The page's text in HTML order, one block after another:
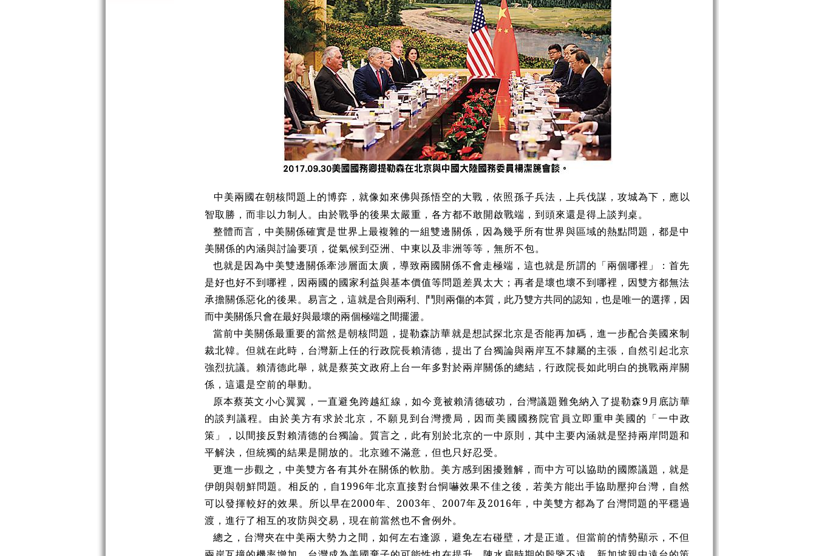
中美兩國在朝核問題上的博弈，就像如來佛與孫悟空的大戰，依照孫子兵法，上兵伐謀，攻城為下，應以
智取勝，而非以力制人。由於戰爭的後果太嚴重，各方都不敢開啟戰端，到頭來還是得上談判桌。
整體而言，中美關係確實是世界上最複雜的一組雙邊關係，因為幾乎所有世界與區域的熱點問題，都是中
美關係的內涵與討論要項，從氣候到亞洲、中東以及非洲等等，無所不包。
也就是因為中美雙邊關係牽涉層面太廣，導致兩國關係不會走極端，這也就是所謂的「兩個哪裡」：首先
是好也好不到哪裡，因兩國的國家利益與基本價值等問題差異太大；再者是壞也壞不到哪裡，因雙方都無法
承擔關係惡化的後果。易言之，這就是合則兩利、鬥則兩傷的本質，此乃雙方共同的認知，也是唯一的選擇，因
而中美關係只會在最好與最壞的兩個極端之間擺盪。
當前中美關係最重要的當然是朝核問題，提勒森訪華就是想試探北京是否能再加碼，進一步配合美國來制
裁北韓。但就在此時，台灣新上任的行政院長賴清德，提出了台獨論與兩岸互不隸屬的主張，自然引起北京
強烈抗議。賴清德此舉，就是蔡英文政府上台一年多對於兩岸關係的總結，行政院長如此明白的挑戰兩岸關
係，這還是空前的舉動。
原本蔡英文小心翼翼，一直避免跨越紅線，如今竟被賴清德破功，台灣議題難免納入了提勒森9月底訪華
的談判議程。由於美方有求於北京，不願見到台灣攪局，因而美國國務院官員立即重申美國的「一中政
策」，以間接反對賴清德的台獨論。質言之，此有別於北京的一中原則，其中主要內涵就是堅持兩岸問題和
平解決，但統獨的結果是開放的。北京雖不滿意，但也只好忍受。
更進一步觀之，中美雙方各有其外在關係的軟肋。美方感到困擾難解，而中方可以協助的國際議題，就是
伊朗與朝鮮問題。相反的，自1996年北京直接對台恫嚇效果不佳之後，若美方能出手協助壓抑台灣，自然
可以發揮較好的效果。所以早在2000年、2003年、2007年及2016年，中美雙方都為了台灣問題的平穩過
渡，進行了相互的攻防與交易，現在前當然也不會例外。
總之，台灣夾在中美兩大勢力之間，如何左右逢源，避免左右碰壁，才是正道。但當前的情勢顯示，不但